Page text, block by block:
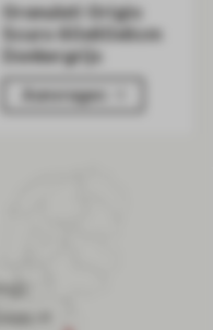
Granulati Grigio
Scuro 60x60x6cm
Donkergrijs
Aanvragen